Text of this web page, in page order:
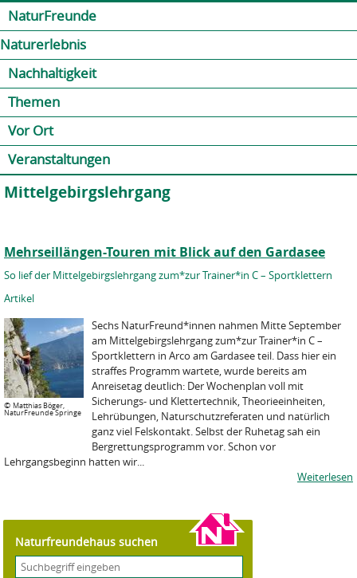
NaturFreunde
Naturerlebnis
Nachhaltigkeit
Themen
Vor Ort
Veranstaltungen
Mittelgebirgslehrgang
Mehrseillängen-Touren mit Blick auf den Gardasee
So lief der Mittelgebirgslehrgang zum*zur Trainer*in C – Sportklettern
Artikel
© Matthias Böger,
NaturFreunde Springe
Sechs NaturFreund*innen nahmen Mitte September
am Mittelgebirgslehrgang zum*zur Trainer*in C –
Sportklettern in Arco am Gardasee teil. Dass hier ein
straffes Programm wartete, wurde bereits am
Anreisetag deutlich: Der Wochenplan voll mit
Sicherungs- und Klettertechnik, Theorieeinheiten,
Lehrübungen, Naturschutzreferaten und natürlich
ganz viel Felskontakt. Selbst der Ruhetag sah ein
Bergrettungsprogramm vor. Schon vor
Lehrgangsbeginn hatten wir...
Weiterlesen
Naturfreundehaus suchen